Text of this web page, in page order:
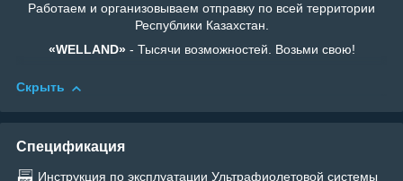
Работаем и организовываем отправку по всей территории
Республики Казахстан.
«WELLAND»- Тысячи возможностей. Возьми свою!
Скрыть
Спецификация
Инструкция по эксплуатации Ультрафиолетовой системы